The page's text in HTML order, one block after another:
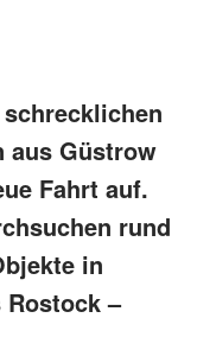
aus Güstrow
Fahrt auf.
rund
in
–